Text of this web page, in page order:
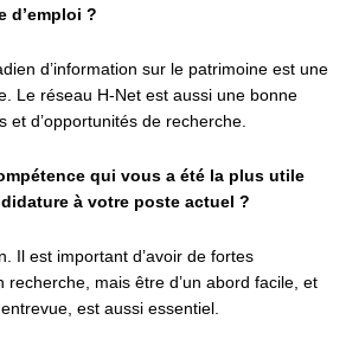
d’emploi ?
d’information sur le patrimoine est une
Le réseau H-Net est aussi une bonne
et d’opportunités de recherche.
qui vous a été la plus utile
à votre poste actuel ?
Il est important d’avoir de fortes
recherche, mais être d’un abord facile, et
est aussi essentiel.